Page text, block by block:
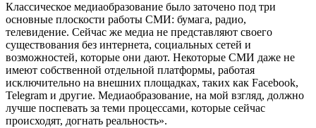
Классическое медиаобразование было заточено под три
основные плоскости работы СМИ: бумага, радио,
телевидение. Сейчас же медиа не представляют своего
существования без интернета, социальных сетей и
возможностей, которые они дают. Некоторые СМИ даже не
имеют собственной отдельной платформы, работая
исключительно на внешних площадках, таких как Facebook,
Telegram и другие. Медиаобразование, на мой взгляд, должно
лучше поспевать за теми процессами, которые сейчас
происходят, догнать реальность».